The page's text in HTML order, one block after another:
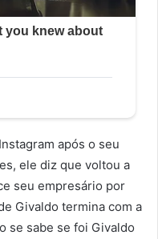
após o seu
ele diz que voltou a
seu empresário por
Givaldo termina com a
se sabe se foi Givaldo